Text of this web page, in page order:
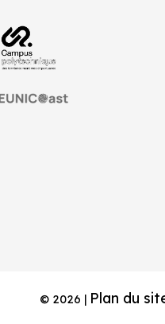
© 2026 | Plan du